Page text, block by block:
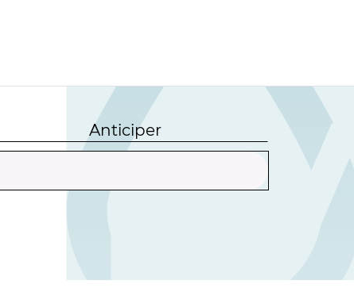
Anticiper